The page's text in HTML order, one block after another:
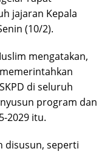
jajaran Kepala
(10/2).
mengatakan,
di seluruh
program dan
2029 itu.
disusun, seperti